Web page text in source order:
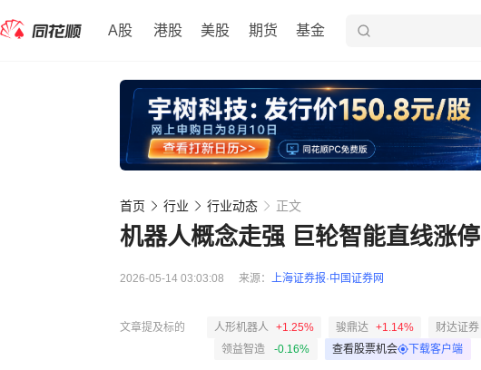
A股 港股 美股 期货 基金
首页 行业 行业动态 正文
机器人概念走强 巨轮智能直线涨停
2026-05-14 03:03:08 来源： 上海证券报·中国证券网
文章提及标的 人形机器人 +1.25% 骏鼎达 +1.14% 财达证券
领益智造
-0.16% 查看股票机会 下载客户端